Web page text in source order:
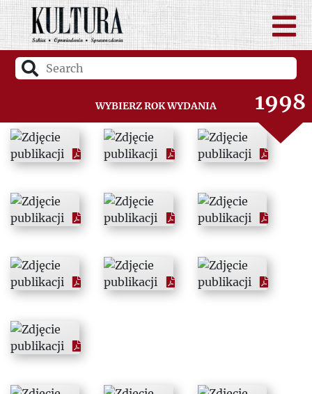
Wybierz rok wydania
1996
1997
1998
1999
2001
2002
2003